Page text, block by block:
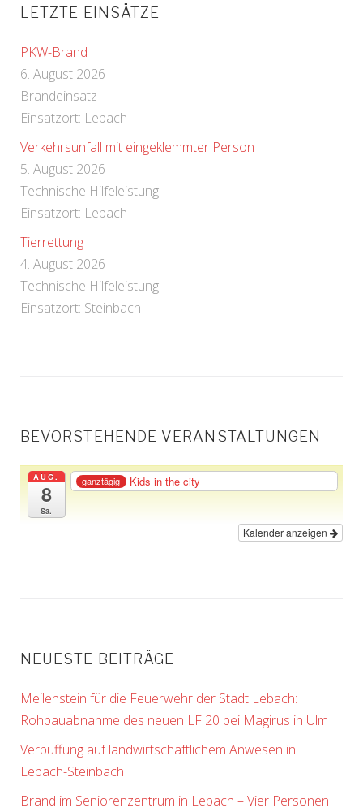
LETZTE EINSÄTZE
PKW-Brand
6. August 2026
Brandeinsatz
Einsatzort: Lebach
Verkehrsunfall mit eingeklemmter Person
5. August 2026
Technische Hilfeleistung
Einsatzort: Lebach
Tierrettung
4. August 2026
Technische Hilfeleistung
Einsatzort: Steinbach
BEVORSTEHENDE VERANSTALTUNGEN
AUG.
8
Sa.
ganztägig Kids in the city
Kalender anzeigen
NEUESTE BEITRÄGE
Meilenstein für die Feuerwehr der Stadt Lebach:
Rohbauabnahme des neuen LF 20 bei Magirus in Ulm
Verpuffung auf landwirtschaftlichem Anwesen in
Lebach-Steinbach
Brand im Seniorenzentrum in Lebach – Vier Personen